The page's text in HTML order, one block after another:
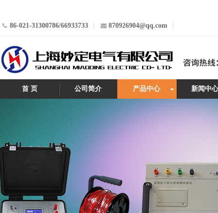
86-021-31300786/66933733 870926904@qq.com
首 页 公司简介 产品中心 新闻中